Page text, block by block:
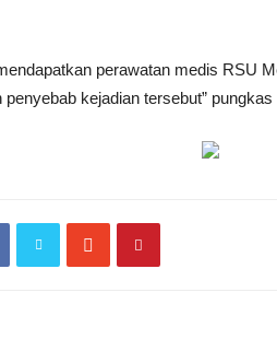
perawatan medis RSU
kejadian tersebut”